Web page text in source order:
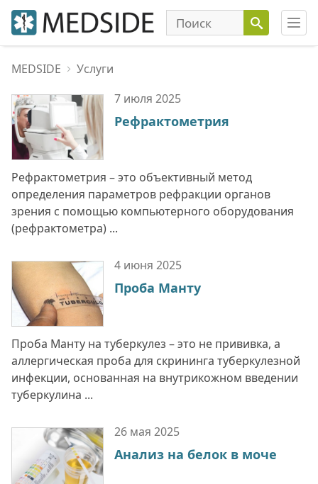
MEDSIDE
Услуги
7 июля 2025
Рефрактометрия
Рефрактометрия – это объективный метод
определения параметров рефракции органов
зрения с помощью компьютерного оборудования
(рефрактометра) ...
4 июня 2025
Проба Манту
Проба Манту на туберкулез – это не прививка, а
аллергическая проба для скрининга туберкулезной
инфекции, основанная на внутрикожном введении
туберкулина ...
26 мая 2025
Анализ на белок в моче